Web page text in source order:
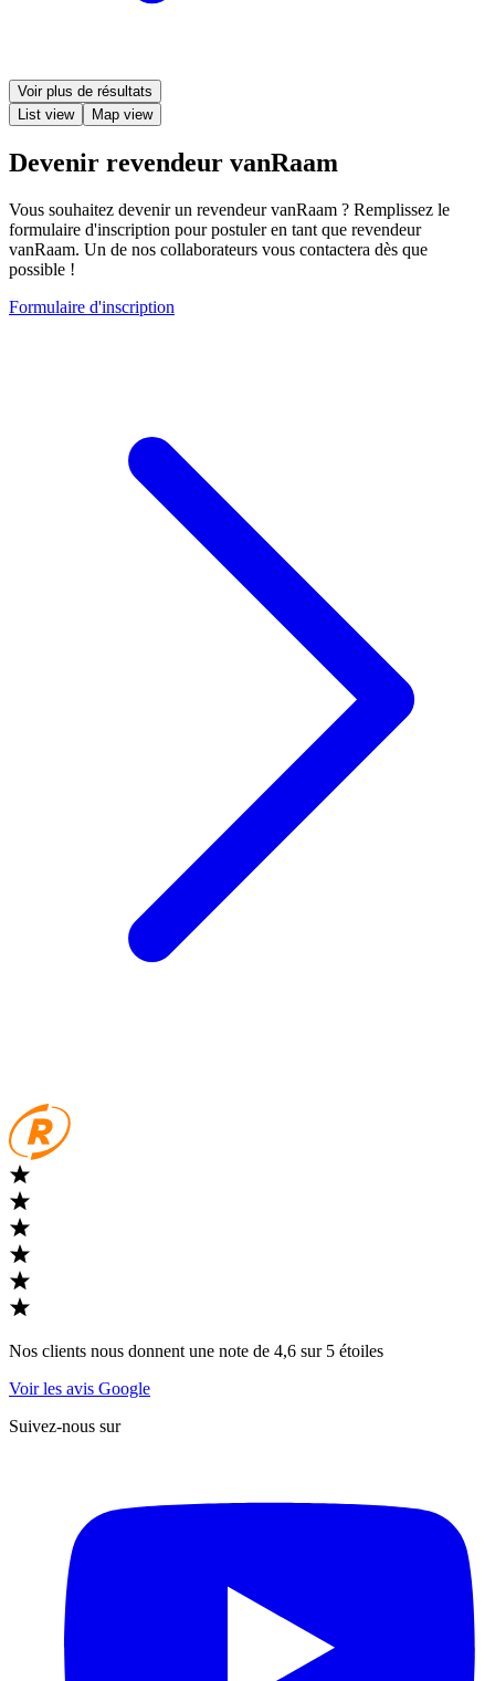
Voir plus de résultats
List view
Map view
Devenir revendeur vanRaam
Vous souhaitez devenir un revendeur vanRaam ? Remplissez le
formulaire d'inscription pour postuler en tant que revendeur
vanRaam. Un de nos collaborateurs vous contactera dès que
possible !
Formulaire d'inscription
Nos clients nous donnent une note de 4,6 sur 5 étoiles
Voir les avis Google
Suivez-nous sur